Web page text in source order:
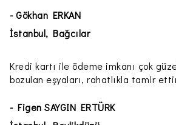
- Gökhan ERKAN
İstanbul, Bağcılar
Kredi kartı ile ödeme imkanı çok
bozulan eşyaları, rahatlıkla tamir
- Figen SAYGIN ERTÜRK